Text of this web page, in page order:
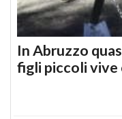
In Abruzzo
figli piccoli vive